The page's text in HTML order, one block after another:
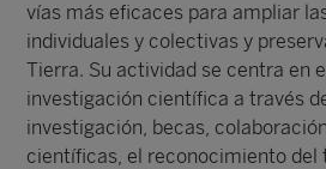
vías más eficaces para ampliar
individuales y colectivas y
Tierra. Su actividad se centra en
investigación científica a través
investigación, becas,
científicas, el reconocimiento del